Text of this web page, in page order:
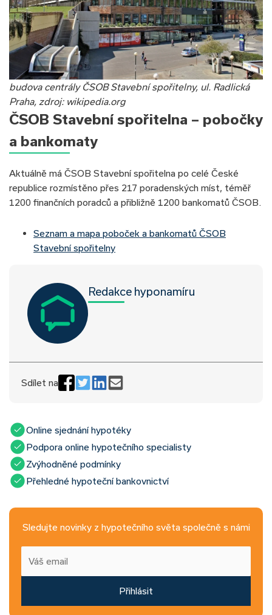
budova centrály ČSOB Stavební spořitelny, ul. Radlická
Praha, zdroj: wikipedia.org
ČSOB Stavební spořitelna – pobočky
a bankomaty
Aktuálně má ČSOB Stavební spořitelna po celé České
republice rozmístěno přes 217 poradenských míst, téměř
1200 finančních poradců a přibližně 1200 bankomatů ČSOB.
Seznam a mapa poboček a bankomatů ČSOB
Stavební spořitelny
Redakce hyponamíru
Sdílet na
Online sjednání hypotéky
Podpora online hypotečního specialisty
Zvýhodněné podmínky
Přehledné hypoteční bankovnictví
Sledujte novinky z hypotečního světa společně s námi
Přihlásit